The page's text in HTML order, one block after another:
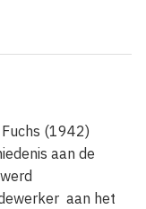
(1942)
aan de
aan het